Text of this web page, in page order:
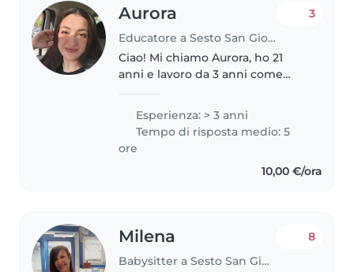
Aurora
Educatore a Sesto San Giovanni
3
Ciao! Mi chiamo Aurora, ho 21
anni e lavoro da 3 anni come
una cooperativa, affiancando
bambini della scuola infanzia e
primaria con diverse difficoltà..
Esperienza: > 3 anni
Tempo di risposta medio: 5
ore
10,00 €/ora
Milena
Babysitter a Sesto San Giovanni
8